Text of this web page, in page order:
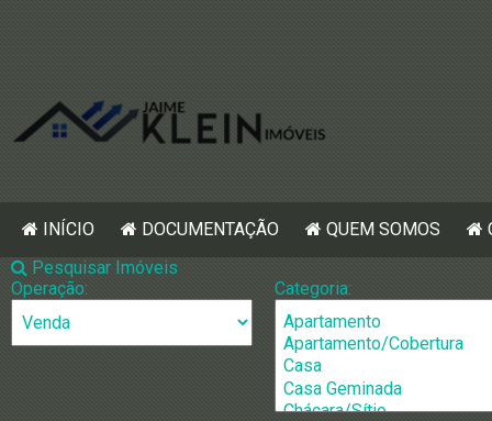
INÍCIO DOCUMENTAÇÃO QUEM SOMOS
Pesquisar Imóveis
Operação:
Categoria: